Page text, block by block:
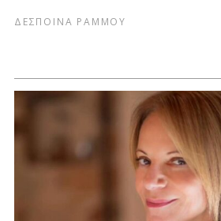
ΔΕΣΠΟΙΝΑ ΡΑΜΜΟΥ